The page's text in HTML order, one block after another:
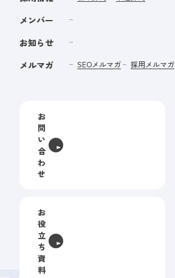
メンバー
お知らせ
メルマガ
SEOメルマガ 採用メルマガ
お
問
い
合
わ
せ
お
役
立
ち
資
料